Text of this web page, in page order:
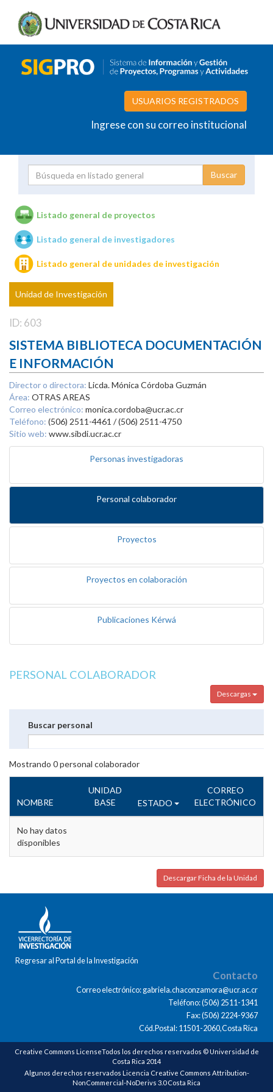
USUARIOS REGISTRADOS
Ingrese con su correo institucional
Unidades de investigación
Listado general de proyectos
Listado general de investigadores
Listado general de unidades de investigación
Unidad de Investigación
ID: 603
SISTEMA BIBLIOTECA DOCUMENTACIÓN
E INFORMACIÓN
Director o directora: Licda. Mónica Córdoba Guzmán
Área: OTRAS AREAS
Correo electrónico: monica.cordoba@ucr.ac.cr
Teléfono: (506) 2511-4461 / (506) 2511-4750
Sitio web: www.sibdi.ucr.ac.cr
Personas investigadoras
Personal colaborador
Proyectos
Proyectos en colaboración
Publicaciones Kérwá
PERSONAL COLABORADOR
Descargas
Buscar personal
Mostrando 0personal colaborador
NOMBRE
UNIDAD
BASE
ESTADO
CORREO
ELECTRÓNICO
No hay datos
disponibles
Descargar Ficha de la Unidad
Regresar al Portal de la Investigación
Contacto
Correo electrónico: gabriela.chaconzamora@ucr.ac.cr
Teléfono: (506) 2511-1341
Fax: (506) 2224-9367
Cód.Postal: 11501-2060,Costa Rica
Creative Commons LicenseTodos los derechos reservados © Universidad de
Costa Rica 2014
Algunos derechos reservados Licencia Creative Commons Attribution-
NonCommercial-NoDerivs 3.0 Costa Rica